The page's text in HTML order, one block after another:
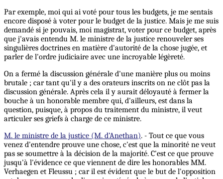
Par exemple, moi qui ai voté pour tous les budgets, je me sentais
encore disposé à voter pour le budget de la justice. Mais je me suis
demandé si je pouvais, moi magistrat, voter pour ce budget, après
que j'avais entendu M. le ministre de la justice renouveler ses
singulières doctrines en matière d'autorité de la chose jugée, et
parler de l'ordre judiciaire avec une incroyable légèreté.
On a fermé la discussion générale d'une manière plus ou moins
brutale ; car tant qu'il y a des orateurs inscrits on ne clôt pas la
discussion générale. Après cela il y aurait déloyauté à fermer la
bouche à un honorable membre qui, d'ailleurs, est dans la
question, puisque, à propos du traitement du ministre, il veut
articuler ses griefs à charge de ce ministre.
M. le ministre de la justice (M. d’Anethan). - Tout ce que vous
venez d'entendre prouve une chose, c'est que la minorité ne veut
pas se soumettre à la décision de la majorité. C'est ce que prouve
jusqu'à l'évidence ce que viennent de dire les honorables MM.
Verhaegen et Fleussu ; car il est évident que le but de l'opposition